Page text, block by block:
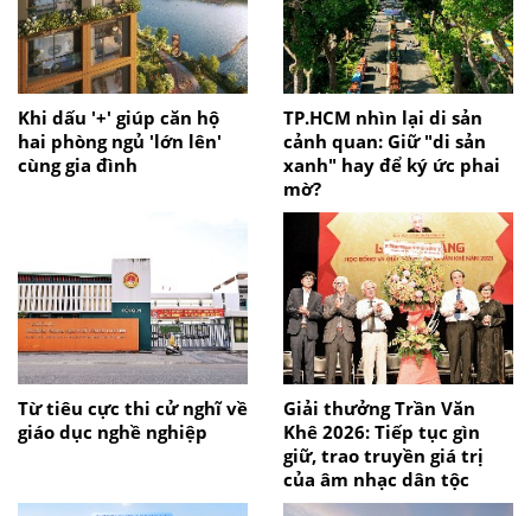
Khi dấu '+' giúp căn hộ
hai phòng ngủ 'lớn lên'
cùng gia đình
TP.HCM nhìn lại di sản
cảnh quan: Giữ "di sản
xanh" hay để ký ức phai
mờ?
Từ tiêu cực thi cử nghĩ về
giáo dục nghề nghiệp
Giải thưởng Trần Văn
Khê 2026: Tiếp tục gìn
giữ, trao truyền giá trị
của âm nhạc dân tộc